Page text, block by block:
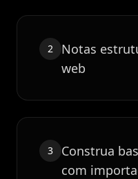
2
Notas
web
3
Construa
com